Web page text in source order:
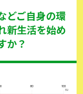
どご自身の環
新生活を始め
か？